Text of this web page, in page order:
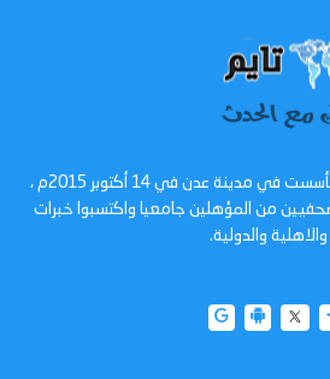
عدن تايم - صحيفة الكترونية تأسست في مدينة عدن في 14 أكتوبر 2015م ،
من المؤهلين جامعيا واكتسبوا خبرات
والدولية.